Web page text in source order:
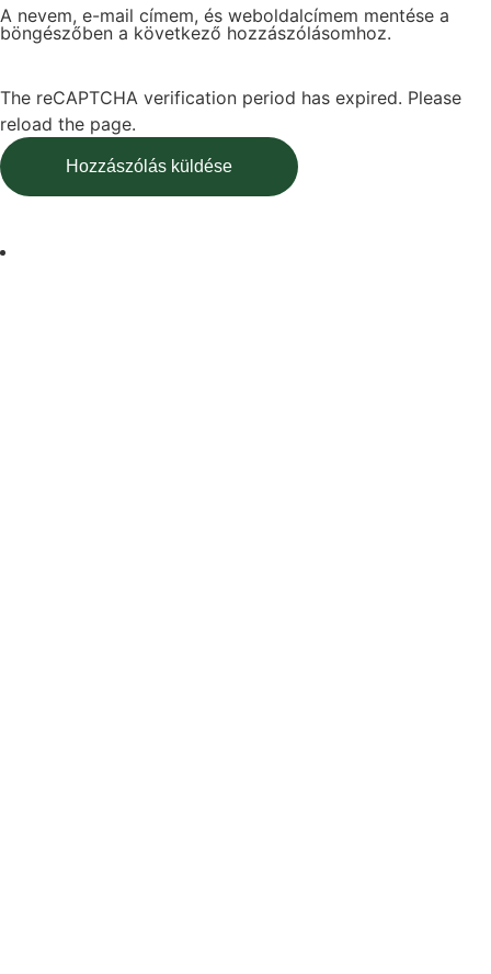
A nevem, e-mail címem, és weboldalcímem mentése a
böngészőben a következő hozzászólásomhoz.
The reCAPTCHA verification period has expired. Please
reload the page.